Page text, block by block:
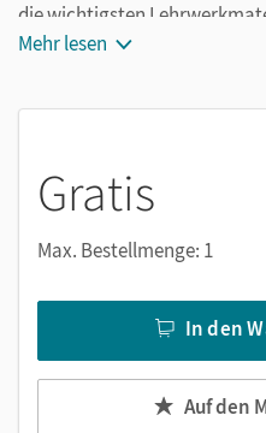
die wichtigsten
Ergänzt um hilfreiche
Mehr lesen
Gratis
Max. Bestellmenge: 1
In den
Auf den